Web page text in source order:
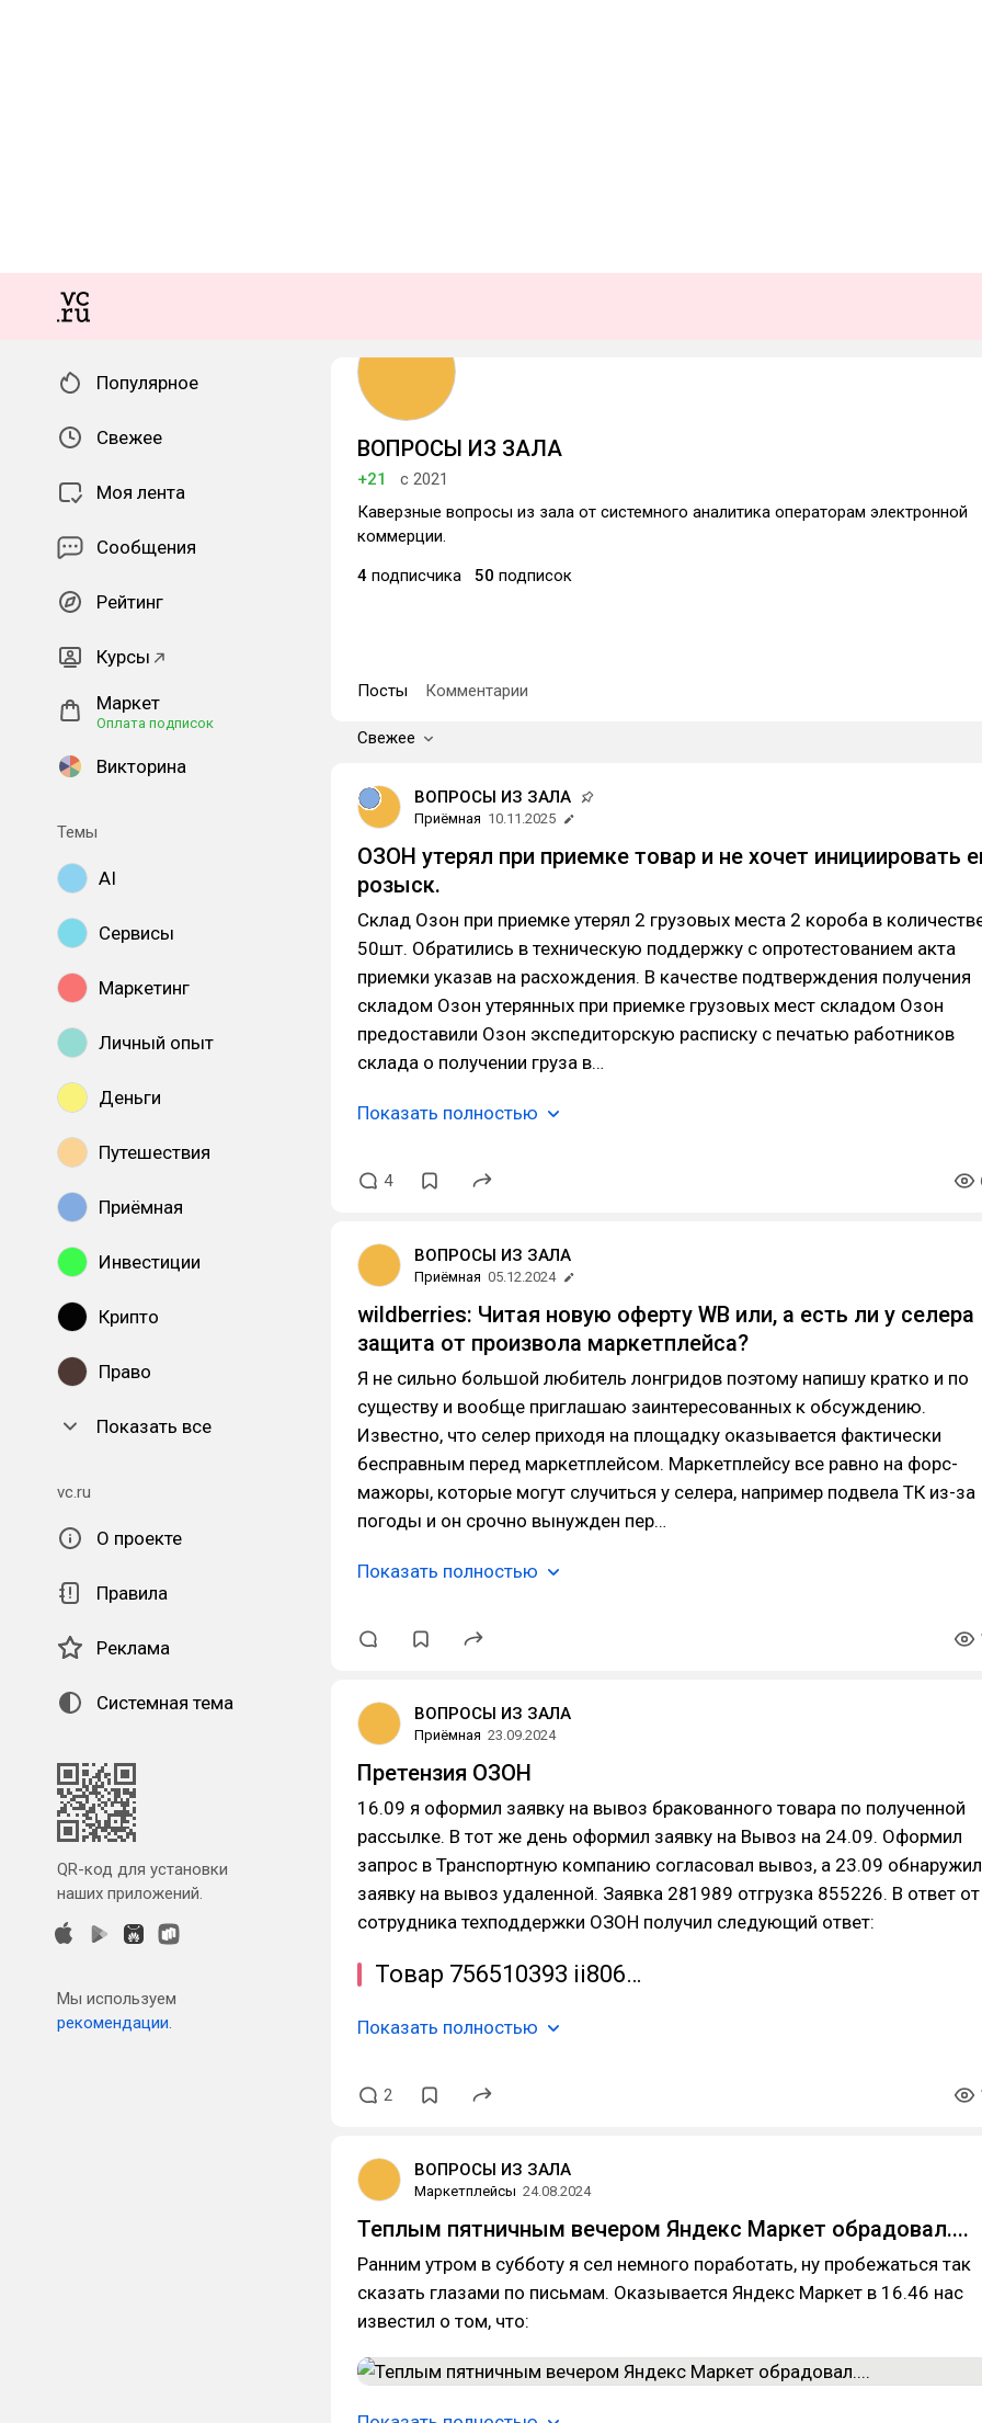
Популярное
Свежее
Моя лента
Сообщения
Рейтинг
Курсы
Маркет
Оплата подписок
Викторина
Темы
AI
Сервисы
Маркетинг
Личный опыт
Деньги
Путешествия
Приёмная
Инвестиции
Крипто
Право
Показать все
vc.ru
О проекте
Правила
Реклама
Системная тема
QR-код для установки
наших приложений.
Мы используем
рекомендации.
ВОПРОСЫ ИЗ ЗАЛА
+21
с 2021
Каверзные вопросы из зала от системного аналитика операторам электронной
коммерции.
4 подписчика 50 подписок
Посты Комментарии
Свежее
ВОПРОСЫ ИЗ ЗАЛА
Приёмная 10.11.2025
ОЗОН утерял при приемке товар и не хочет инициировать
розыск.
Склад Озон при приемке утерял 2 грузовых места 2 короба в
50шт. Обратились в техническую поддержку с опротестованием акта
приемки указав на расхождения. В качестве подтверждения получения
складом Озон утерянных при приемке грузовых мест складом Озон
предоставили Озон экспедиторскую расписку с печатью работников
склада о получении груза в…
Показать полностью
4
ВОПРОСЫ ИЗ ЗАЛА
Приёмная 05.12.2024
wildberries: Читая новую оферту WB или, а есть ли у селера
защита от произвола маркетплейса?
Я не сильно большой любитель лонгридов поэтому напишу кратко и по
существу и вообще приглашаю заинтересованных к обсуждению.
Известно, что селер приходя на площадку оказывается фактически
бесправным перед маркетплейсом. Маркетплейсу все равно на форс-
мажоры, которые могут случиться у селера, например подвела ТК из-за
погоды и он срочно вынужден пер…
Показать полностью
ВОПРОСЫ ИЗ ЗАЛА
Приёмная 23.09.2024
Претензия ОЗОН
16.09 я оформил заявку на вывоз бракованного товара по полученной
рассылке. В тот же день оформил заявку на Вывоз на 24.09. Оформил
запрос в Транспортную компанию согласовал вывоз, а 23.09 обнаружил
заявку на вывоз удаленной. Заявка 281989 отгрузка 855226. В ответ от
сотрудника техподдержки ОЗОН получил следующий ответ:
Товар 756510393 ii806…
Показать полностью
2
ВОПРОСЫ ИЗ ЗАЛА
Маркетплейсы 24.08.2024
Теплым пятничным вечером Яндекс Маркет обрадовал....
Ранним утром в субботу я сел немного поработать, ну пробежаться так
сказать глазами по письмам. Оказывается Яндекс Маркет в 16.46 нас
известил о том, что: